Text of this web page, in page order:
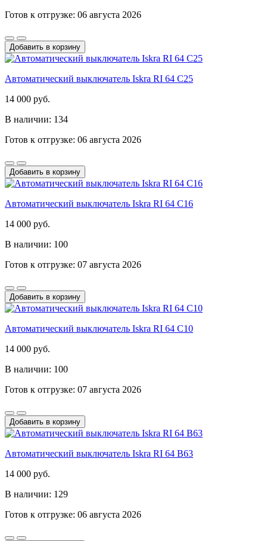
Готов к отгрузке: 06 августа 2026
Добавить в корзину
Автоматический выключатель Iskra RI 64 C25
14 000 руб.
В наличии: 134
Готов к отгрузке: 06 августа 2026
Добавить в корзину
Автоматический выключатель Iskra RI 64 C16
14 000 руб.
В наличии: 100
Готов к отгрузке: 07 августа 2026
Добавить в корзину
Автоматический выключатель Iskra RI 64 C10
14 000 руб.
В наличии: 100
Готов к отгрузке: 07 августа 2026
Добавить в корзину
Автоматический выключатель Iskra RI 64 B63
14 000 руб.
В наличии: 129
Готов к отгрузке: 06 августа 2026